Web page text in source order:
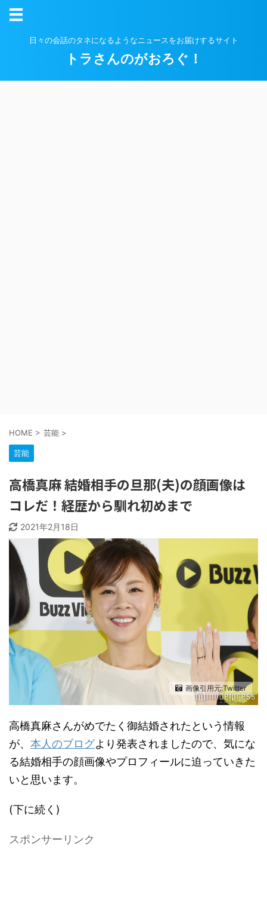
日々の会話のタネになるようなニュースをお届けするサイト
トラさんのがおろぐ！
HOME > 芸能 >
芸能
高橋真麻 結婚相手の旦那(夫)の顔画像は
コレだ！経歴から馴れ初めまで
2021年2月18日
画像引用元:Twitter
高橋真麻さんがめでたく御結婚されたという情報
が、 本人のブログより発表されましたので、気にな
る結婚相手の顔画像やプロフィールに迫っていきた
いと思います。
(下に続く)
スポンサーリンク